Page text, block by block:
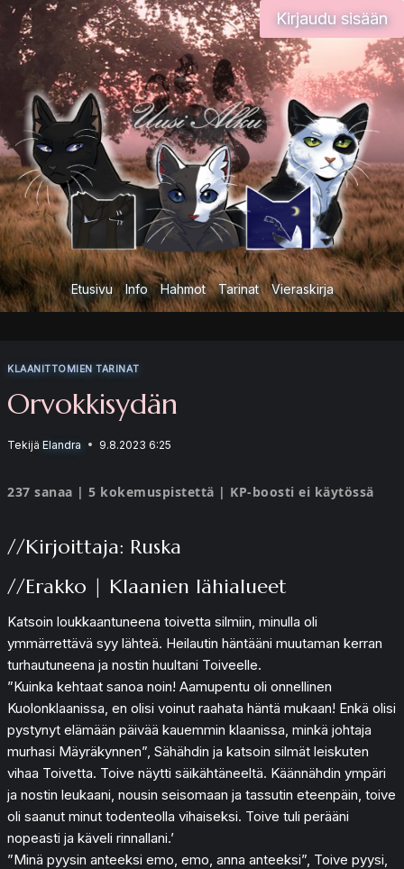
Siirry
sisältöön
Kirjaudu sisään
Etusivu Info Hahmot Tarinat Vieraskirja
KLAANITTOMIEN TARINAT
Orvokkisydän
Tekijä Elandra 9.8.2023 6:25
237 sanaa | 5 kokemuspistettä | KP-boosti ei käytössä
//Kirjoittaja: Ruska
//Erakko | Klaanien lähialueet
Katsoin loukkaantuneena toivetta silmiin, minulla oli
ymmärrettävä syy lähteä. Heilautin häntääni muutaman kerran
turhautuneena ja nostin huultani Toiveelle.
”Kuinka kehtaat sanoa noin! Aamupentu oli onnellinen
Kuolonklaanissa, en olisi voinut raahata häntä mukaan! Enkä olisi
pystynyt elämään päivää kauemmin klaanissa, minkä johtaja
murhasi Mäyräkynnen”, Sähähdin ja katsoin silmät leiskuten
vihaa Toivetta. Toive näytti säikähtäneeltä. Käännähdin ympäri
ja nostin leukaani, nousin seisomaan ja tassutin eteenpäin, toive
oli saanut minut todenteolla vihaiseksi. Toive tuli perääni
nopeasti ja käveli rinnallani.’
”Minä pyysin anteeksi emo, emo, anna anteeksi”, Toive pyysi,